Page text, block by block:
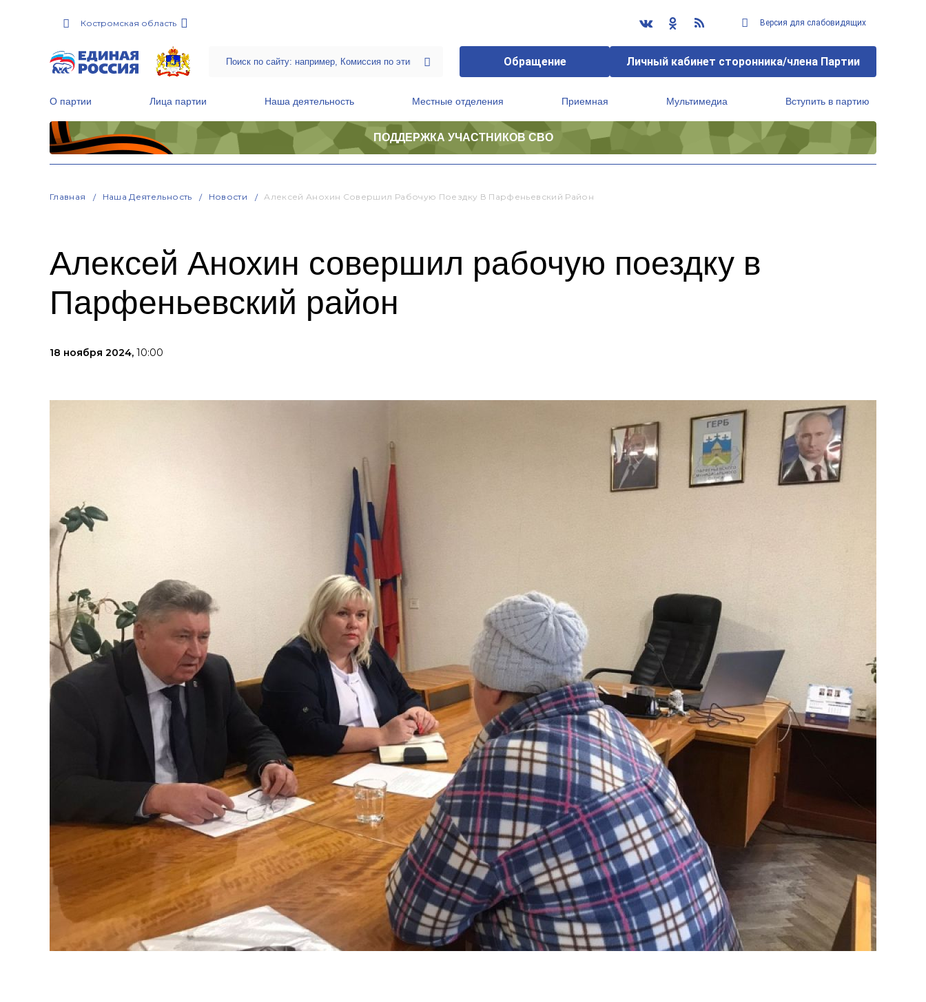
Костромская область Версия для слабовидящих
Обращение Личный кабинет сторонника/члена Партии
О партии Лица партии Наша деятельность Местные отделения Приемная Мультимедиа Вступить в партию
ПОДДЕРЖКА УЧАСТНИКОВ СВО
Главная Наша Деятельность Новости Алексей Анохин Совершил Рабочую Поездку В Парфеньевский Район
Алексей Анохин совершил рабочую поездку в
Парфеньевский район
18 ноября 2024, 10:00